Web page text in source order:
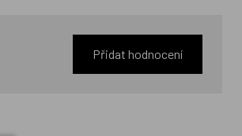
Přidat hodnocení